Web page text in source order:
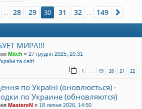
30з 149
28 29 30 31 32 149
МИРА!!!
Mitch « 27 грудня 2025, 20:31
та світі
1 … 19 20 21 22
по Україні (оновлюється) -
по Украине (обновляются)
MasteroN « 18 липня 2026, 14:50